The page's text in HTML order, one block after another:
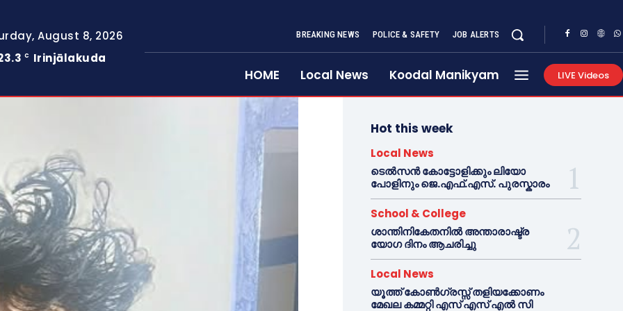
August 8, 2026
C Irinjālakuda
BREAKING NEWS POLICE & SAFETY JOB ALERTS
HOME Local News Koodal Manikyam LIVE Videos
Hot this week
Local News
ടെൽസൻ കോട്ടോളിക്കും ലിയോ
പോളിനും ജെ.എഫ്.എസ്. പുരസ്കാരം
School & College
ശാന്തിനികേതനിൽ അന്താരാഷ്ട്ര
യോഗ ദിനം ആചരിച്ചു
Local News
യൂത്ത് കോൺഗ്രസ്സ് തളിയക്കോണം
മേഖല കമ്മറ്റി എസ് എസ് എൽ സി